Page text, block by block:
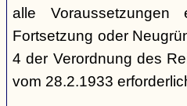
alle
Fortsetzung oder
4 der Verordnung des
vom 28.2.1933